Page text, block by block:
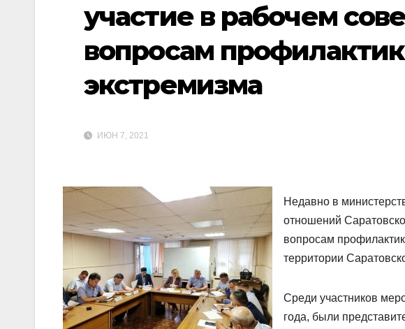
участие в рабочем
вопросам
экстремизма
ИЮН 7, 2021
Недавно в
отношений
вопросам
территории
Среди участников
года, были